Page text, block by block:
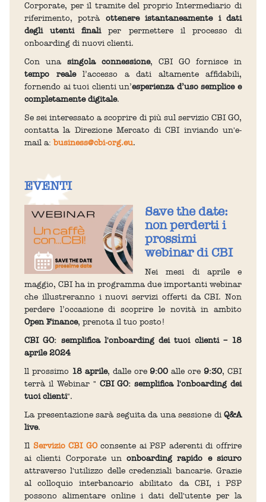
Corporate, per il tramite del proprio Intermediario di
riferimento, potrà ottenere istantaneamente i dati
degli utenti finaliper permettere il processo di
onboarding di nuovi clienti.
Con una singola connessione, CBI GO fornisce in
tempo realel’accesso a dati altamente affidabili,
fornendo ai tuoi clienti un’esperienza d’uso semplice e
completamente digitale.
Se sei interessato a scoprire di più sul servizio CBI GO,
contatta la Direzione Mercato di CBI inviando un'e-
mail a:business@cbi-org.eu.
EVENTI
Save the date:
non perderti i
prossimi
webinar di CBI
Nei mesi di aprile e
maggio, CBI ha in programma due importanti webinar
che illustreranno i nuovi servizi offerti da CBI. Non
perdere l’occasione di scoprire le novità in ambito
Open Finance, prenota il tuo posto!
CBI GO: semplifica l'onboarding dei tuoi clienti – 18
aprile 2024
ll prossimo 18 aprile, dalle ore9:00 alle ore9:30, CBI
terrà il Webinar " CBI GO: semplifica l'onboarding dei
tuoi clienti".
La presentazione sarà seguita da una sessione diQ&A
live.
Il Servizio CBI GOconsente ai PSP aderenti di offrire
ai clienti Corporate unonboarding rapido e sicuro
attraverso l'utilizzo delle credenziali bancarie. Grazie
al colloquio interbancario abilitato da CBI, i PSP
possono alimentare online i dati dell'utente per la